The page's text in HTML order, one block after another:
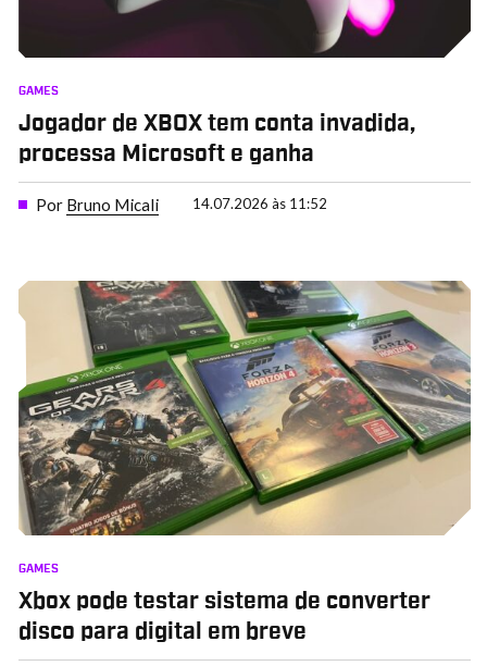
GAMES
Jogador de XBOX tem conta invadida,
processa Microsoft e ganha
Por Bruno Micali 14.07.2026 às 11:52
GAMES
Xbox pode testar sistema de converter
disco para digital em breve